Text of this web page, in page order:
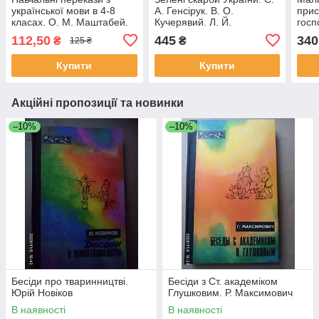
української мови в 4-8
класах. О. М. Маштабей.
Лоповок. Київ 1989 рік
112,50 ₴ 125 ₴
Купити
А. Генсірук. В. О.
Кучерявий. Л. Й.
Бондаренко. Київ 1991 рік
445₴
Купити
В. П.
340
Акційні пропозиції та новинки
–10%
Бесіди про тваринництві.
Юрій Новіков
В наявності
–10%
Бесіди з Ст. академіком
Глушковим. Р. Максимович
В наявності